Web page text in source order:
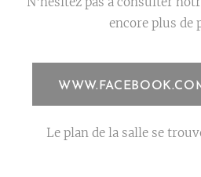
encore plus de
Le plan de la salle se